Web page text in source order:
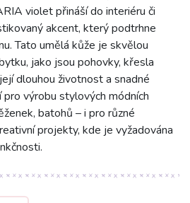
violet přináší do interiéru či
akcent, který podtrhne
Tato umělá kůže je skvělou
jako jsou pohovky, křesla
dlouhou životnost a snadné
výrobu stylových módních
batohů – i pro různé
projekty, kde je vyžadována